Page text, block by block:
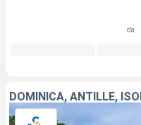
da
DOMINICA, ANTILLE,